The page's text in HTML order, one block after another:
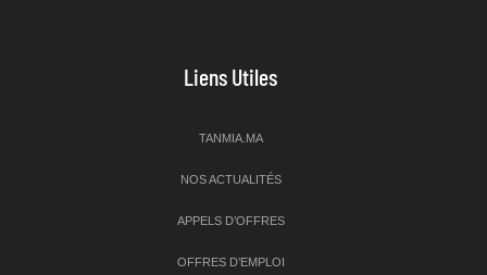
Liens Utiles
TANMIA.MA
NOS ACTUALITÉS
APPELS D’OFFRES
OFFRES D’EMPLOI